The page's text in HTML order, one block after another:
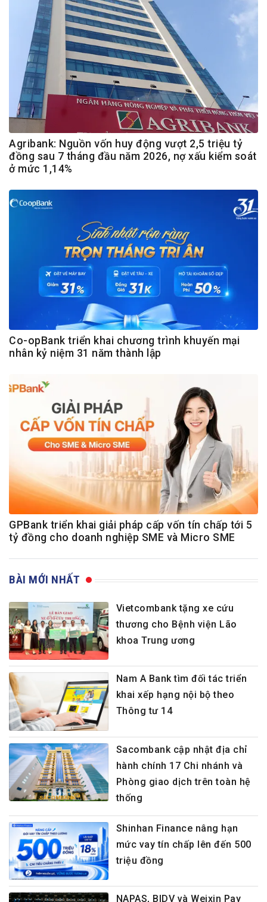
Agribank: Nguồn vốn huy động vượt 2,5 triệu tỷ
đồng sau 7 tháng đầu năm 2026, nợ xấu kiểm soát
ở mức 1,14%
Co-opBank triển khai chương trình khuyến mại
nhân kỷ niệm 31 năm thành lập
GPBank triển khai giải pháp cấp vốn tín chấp tới 5
tỷ đồng cho doanh nghiệp SME và Micro SME
BÀI MỚI NHẤT
Vietcombank tặng xe cứu
thương cho Bệnh viện Lão
khoa Trung ương
Nam A Bank tìm đối tác triển
khai xếp hạng nội bộ theo
Thông tư 14
Sacombank cập nhật địa chỉ
hành chính 17 Chi nhánh và
Phòng giao dịch trên toàn hệ
thống
Shinhan Finance nâng hạn
mức vay tín chấp lên đến 500
triệu đồng
NAPAS, BIDV và Weixin Pay